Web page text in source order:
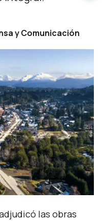
y Comunicación
las obras